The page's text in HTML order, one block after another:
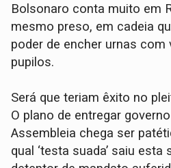
Bolsonaro conta muito em
mesmo preso, em cadeia
poder de encher urnas
pupilos.
Será que teriam êxito no
O plano de entregar
Assembleia chega ser
qual ‘testa suada’ saiu